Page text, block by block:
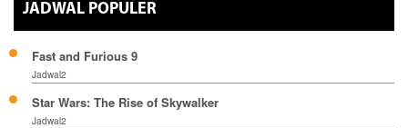
JADWAL POPULER
Fast and Furious 9
Jadwal2
Star Wars: The Rise of Skywalker
Jadwal2